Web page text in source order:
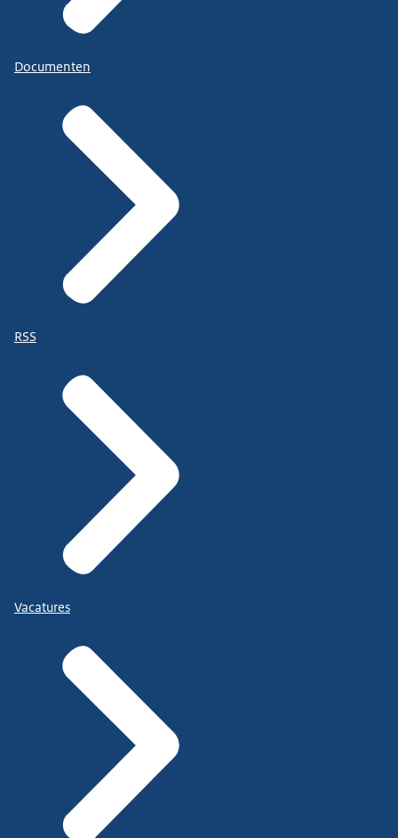
Documenten
RSS
Vacatures